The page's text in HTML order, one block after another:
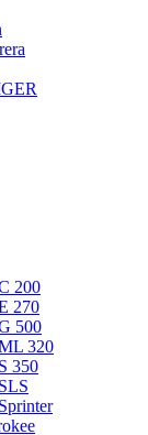
200
270
500
320
350